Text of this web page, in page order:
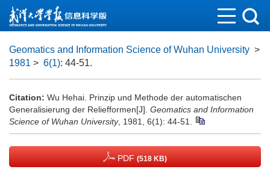
Geomatics and Information Science of Wuhan University >
1981 > 6(1): 44-51.
Citation: Wu Hehai. Prinzip und Methode der automatischen
Generalisierung der Reliefformen[J]. Geomatics and Information
Science of Wuhan University, 1981, 6(1): 44-51.
PDF (518 KB)